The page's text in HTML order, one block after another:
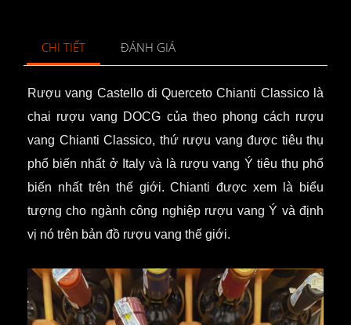
CHI TIẾT ĐÁNH GIÁ
Rượu vang Castello di Querceto Chianti Classico là
chai rượu vang DOCG của theo phong cách rượu
vang Chianti Classico, thứ rượu vang được tiêu thụ
phổ biến nhất ở Italy và là rượu vang Ý tiêu thụ phổ
biến nhất trên thế giới. Chianti được xem là biểu
tượng cho ngành công nghiệp rượu vang Ý và định
vị nó trên bản đồ rượu vang thế giới.